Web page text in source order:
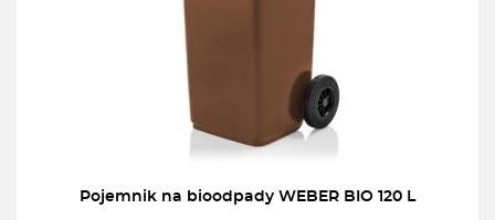
Pojemnik na bioodpady WEBER BIO 120 L